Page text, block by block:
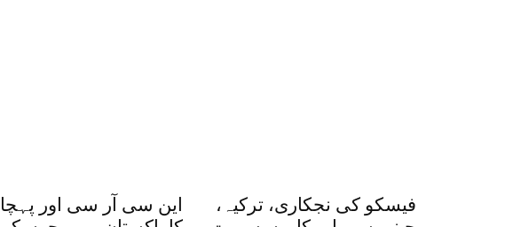
این سی آر سی اور
فیسکو کی نجکاری، ترکیہ،